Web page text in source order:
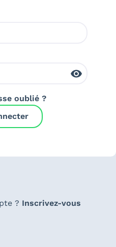
oublié ?
? Inscrivez-vous